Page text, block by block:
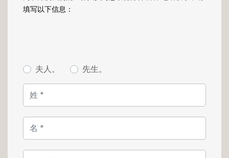
espace de vie.
une dépendance vous plongeront dans un
environnement bucolique à deux minutes de
la ville.
Travaux de rénovation à prévoir.
填写以下信息：
夫人。 先生。